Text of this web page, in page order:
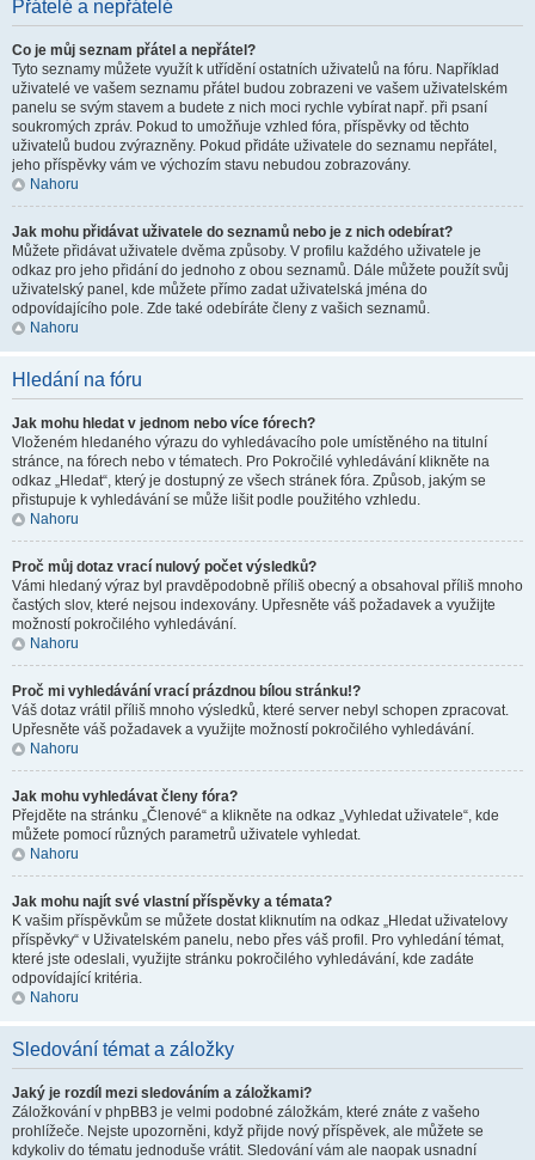
Přátelé a nepřátelé
Co je můj seznam přátel a nepřátel?
Tyto seznamy můžete využít k utřídění ostatních uživatelů na fóru. Například
uživatelé ve vašem seznamu přátel budou zobrazeni ve vašem uživatelském
panelu se svým stavem a budete z nich moci rychle vybírat např. při psaní
soukromých zpráv. Pokud to umožňuje vzhled fóra, příspěvky od těchto
uživatelů budou zvýrazněny. Pokud přidáte uživatele do seznamu nepřátel,
jeho příspěvky vám ve výchozím stavu nebudou zobrazovány.
Nahoru
Jak mohu přidávat uživatele do seznamů nebo je z nich odebírat?
Můžete přidávat uživatele dvěma způsoby. V profilu každého uživatele je
odkaz pro jeho přidání do jednoho z obou seznamů. Dále můžete použít svůj
uživatelský panel, kde můžete přímo zadat uživatelská jména do
odpovídajícího pole. Zde také odebíráte členy z vašich seznamů.
Nahoru
Hledání na fóru
Jak mohu hledat v jednom nebo více fórech?
Vloženém hledaného výrazu do vyhledávacího pole umístěného na titulní
stránce, na fórech nebo v tématech. Pro Pokročilé vyhledávání klikněte na
odkaz „Hledat“, který je dostupný ze všech stránek fóra. Způsob, jakým se
přistupuje k vyhledávání se může lišit podle použitého vzhledu.
Nahoru
Proč můj dotaz vrací nulový počet výsledků?
Vámi hledaný výraz byl pravděpodobně příliš obecný a obsahoval příliš mnoho
častých slov, které nejsou indexovány. Upřesněte váš požadavek a využijte
možností pokročilého vyhledávání.
Nahoru
Proč mi vyhledávání vrací prázdnou bílou stránku!?
Váš dotaz vrátil příliš mnoho výsledků, které server nebyl schopen zpracovat.
Upřesněte váš požadavek a využijte možností pokročilého vyhledávání.
Nahoru
Jak mohu vyhledávat členy fóra?
Přejděte na stránku „Členové“ a klikněte na odkaz „Vyhledat uživatele“, kde
můžete pomocí různých parametrů uživatele vyhledat.
Nahoru
Jak mohu najít své vlastní příspěvky a témata?
K vašim příspěvkům se můžete dostat kliknutím na odkaz „Hledat uživatelovy
příspěvky“ v Uživatelském panelu, nebo přes váš profil. Pro vyhledání témat,
které jste odeslali, využijte stránku pokročilého vyhledávání, kde zadáte
odpovídající kritéria.
Nahoru
Sledování témat a záložky
Jaký je rozdíl mezi sledováním a záložkami?
Záložkování v phpBB3 je velmi podobné záložkám, které znáte z vašeho
prohlížeče. Nejste upozorněni, když přijde nový příspěvek, ale můžete se
kdykoliv do tématu jednoduše vrátit. Sledování vám ale naopak usnadní